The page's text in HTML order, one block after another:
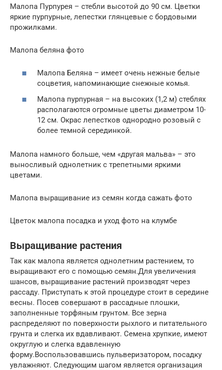
Малопа Пурпурея – стебли высотой до 90 см. Цветки
яркие пурпурные, лепестки глянцевые с бордовыми
прожилками.
Малопа беляна фото
Малопа Беляна – имеет очень нежные белые
соцветия, напоминающие снежные комья.
Малопа пурпурная – на высоких (1,2 м) стеблях
располагаются огромные цветы диаметром 10-
12 см. Окрас лепестков однородно розовый с
более темной серединкой.
Малопа намного больше, чем «другая мальва» – это
выносливый однолетник с трепетными яркими
цветами.
Малопа выращивание из семян когда сажать фото
Цветок малопа посадка и уход фото на клумбе
Выращивание растения
Так как малопа является однолетним растением, то
выращивают его с помощью семян.Для увеличения
шансов, выращивание растений производят через
рассаду. Приступать к этой процедуре стоит в середине
весны. Посев совершают в рассадные плошки,
заполненные торфяным грунтом. Все зерна
распределяют по поверхности рыхлого и питательного
грунта и слегка их вдавливают. Семена хрупкие, имеют
округлую и слегка вдавленную
форму.Воспользовавшись пульверизатором, посадку
увлажняют. Следующим шагом является организация